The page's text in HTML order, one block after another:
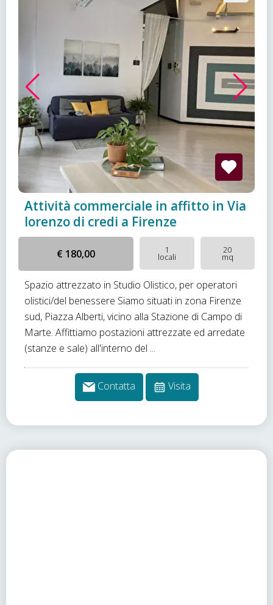
Attività commerciale in affitto in Via
lorenzo di credi a Firenze
€ 180,00 1
locali
20
mq
Spazio attrezzato in Studio Olistico, per operatori
olistici/del benessere Siamo situati in zona Firenze
sud, Piazza Alberti, vicino alla Stazione di Campo di
Marte. Affittiamo postazioni attrezzate ed arredate
(stanze e sale) all'interno del ...
Contatta Visita